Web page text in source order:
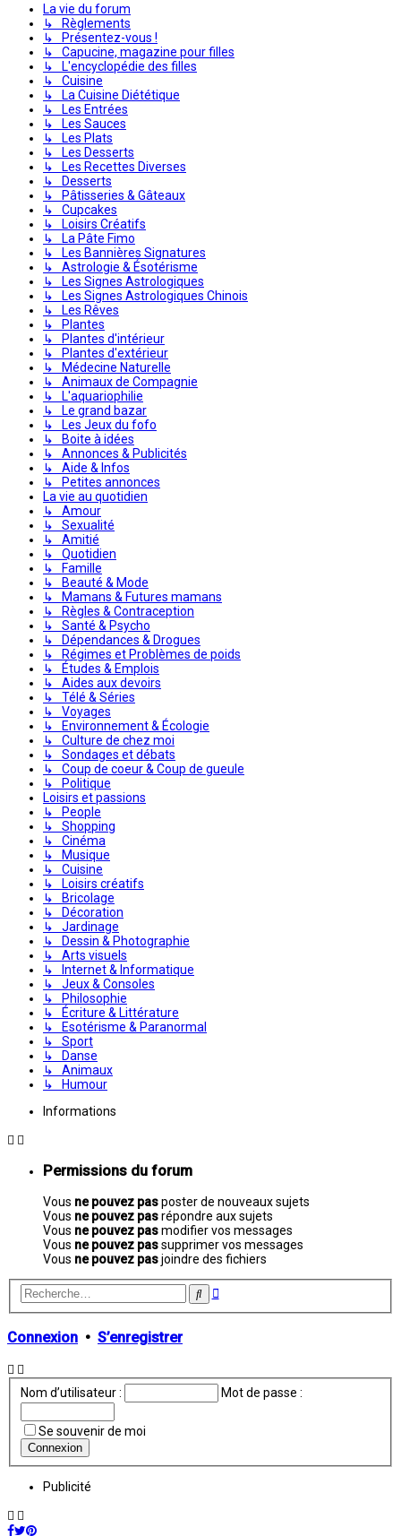
La vie du forum
↳ Règlements
↳ Présentez-vous !
↳ Capucine, magazine pour filles
↳ L'encyclopédie des filles
↳ Cuisine
↳ La Cuisine Diététique
↳ Les Entrées
↳ Les Sauces
↳ Les Plats
↳ Les Desserts
↳ Les Recettes Diverses
↳ Desserts
↳ Pâtisseries & Gâteaux
↳ Cupcakes
↳ Loisirs Créatifs
↳ La Pâte Fimo
↳ Les Bannières Signatures
↳ Astrologie & Ésotérisme
↳ Les Signes Astrologiques
↳ Les Signes Astrologiques Chinois
↳ Les Rêves
↳ Plantes
↳ Plantes d'intérieur
↳ Plantes d'extérieur
↳ Médecine Naturelle
↳ Animaux de Compagnie
↳ L'aquariophilie
↳ Le grand bazar
↳ Les Jeux du fofo
↳ Boite à idées
↳ Annonces & Publicités
↳ Aide & Infos
↳ Petites annonces
La vie au quotidien
↳ Amour
↳ Sexualité
↳ Amitié
↳ Quotidien
↳ Famille
↳ Beauté & Mode
↳ Mamans & Futures mamans
↳ Règles & Contraception
↳ Santé & Psycho
↳ Dépendances & Drogues
↳ Régimes et Problèmes de poids
↳ Études & Emplois
↳ Aides aux devoirs
↳ Télé & Séries
↳ Voyages
↳ Environnement & Écologie
↳ Culture de chez moi
↳ Sondages et débats
↳ Coup de coeur & Coup de gueule
↳ Politique
Loisirs et passions
↳ People
↳ Shopping
↳ Cinéma
↳ Musique
↳ Cuisine
↳ Loisirs créatifs
↳ Bricolage
↳ Décoration
↳ Jardinage
↳ Dessin & Photographie
↳ Arts visuels
↳ Internet & Informatique
↳ Jeux & Consoles
↳ Philosophie
↳ Écriture & Littérature
↳ Esotérisme & Paranormal
↳ Sport
↳ Danse
↳ Animaux
↳ Humour
Informations
Permissions du forum
Vous ne pouvez pasposter de nouveaux sujets
Vous ne pouvez pasrépondre aux sujets
Vous ne pouvez pasmodifier vos messages
Vous ne pouvez passupprimer vos messages
Vous ne pouvez pasjoindre des fichiers
Rechercher
Recherche
Connexion • S’enregistrer
Nom d’utilisateur : Mot de passe :
Se souvenir de moi
Publicité